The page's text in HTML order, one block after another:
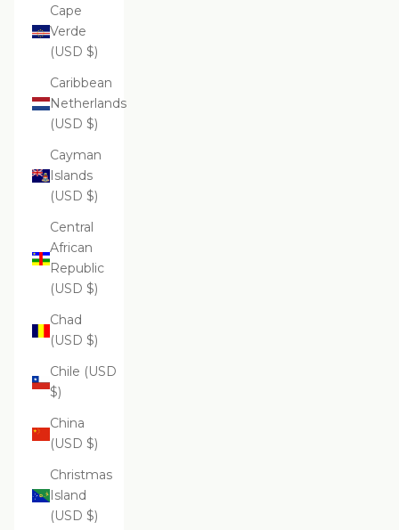
Cape
Verde
(USD $)
Caribbean
Netherlands
(USD $)
Cayman
Islands
(USD $)
Central
African
Republic
(USD $)
Chad
(USD $)
Chile (USD
$)
China
(USD $)
Christmas
Island
(USD $)